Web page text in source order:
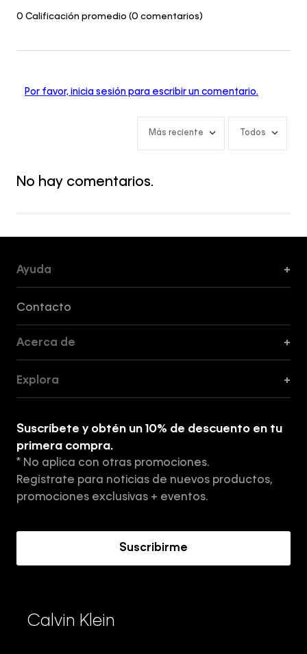
0 Calificación promedio (0 comentarios)
Por favor, inicia sesión para escribir un comentario.
Más reciente Todos
No hay comentarios.
Ayuda +
Contacto
Acerca de +
Tiendas
Aviso de privacidad
Términos y Condiciones
Explora +
Suscríbete y obtén un 10% de descuento en tu
primera compra.
* No aplica con otras promociones.
Regístrate para noticias de nuevos productos,
promociones exclusivas + eventos.
Suscribirme
Calvin Klein